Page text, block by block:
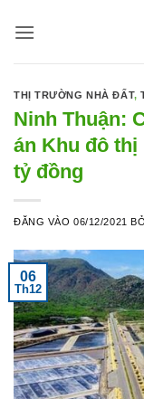
qua
THỊ TRƯỜNG NHÀ ĐẤT,
Ninh Thuận:
án Khu đô thị
tỷ đồng
ĐĂNG VÀO06/12/2021
06
Th12